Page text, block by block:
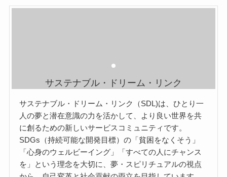
サステナブル・ドリーム・リンク
サステナブル・ドリーム・リンク（SDL)は、ひとり一
人の夢と潜在意識の力を活かして、より良い世界を共
に創るための新しいサービスコミュニティです。
SDGs（持続可能な開発目標）の「貧困をなくそう」
「心身のウェルビーイング」「すべての人にチャンス
を」という理念を大切に、夢・スピリチュアルの視点